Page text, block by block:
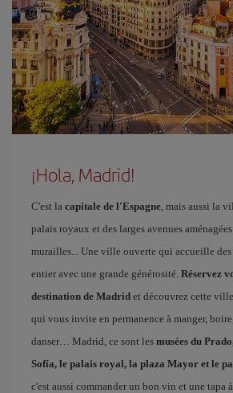
¡Hola, Madrid!
C'est la capitale de l'Espagne, mais aussi la
palais royaux et des larges avenues
murailles... Une ville ouverte qui accueille
entier avec une grande générosité. Réservez
destination de Madrid et découvrez cette
qui vous invite en permanence à manger,
danser… Madrid, ce sont les musées du
Sofía, le palais royal, la plaza Mayor et le
c'est aussi commander un bon vin et une tapa